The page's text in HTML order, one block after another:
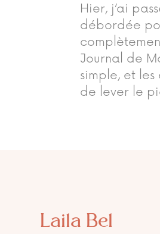
Hier, j’ai
débordée
Journal de
simple, et
de lever le
Laila Bel